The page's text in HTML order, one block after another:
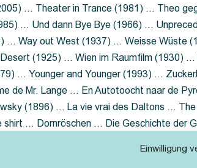
Einwilligung
… Theater in Trance (1981) … Theo
… Und dann Bye Bye (1966) …
… Way out West (1937) … Weisse Wüste
(1925) … Wien im Raumfilm (1930) …
… Younger and Younger (1993) …
de Mr. Lange … En Autotoocht naar de
(1896) … La vie vrai des Daltons …
shirt … Dornröschen … Die Geschichte der